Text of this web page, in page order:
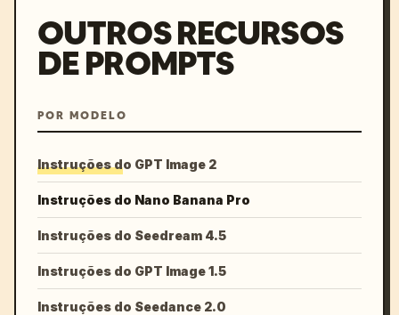
OUTROS RECURSOS
DE PROMPTS
POR MODELO
Instruções do GPT Image 2
Instruções do Nano Banana Pro
Instruções do Seedream 4.5
Instruções do GPT Image 1.5
Instruções do Seedance 2.0